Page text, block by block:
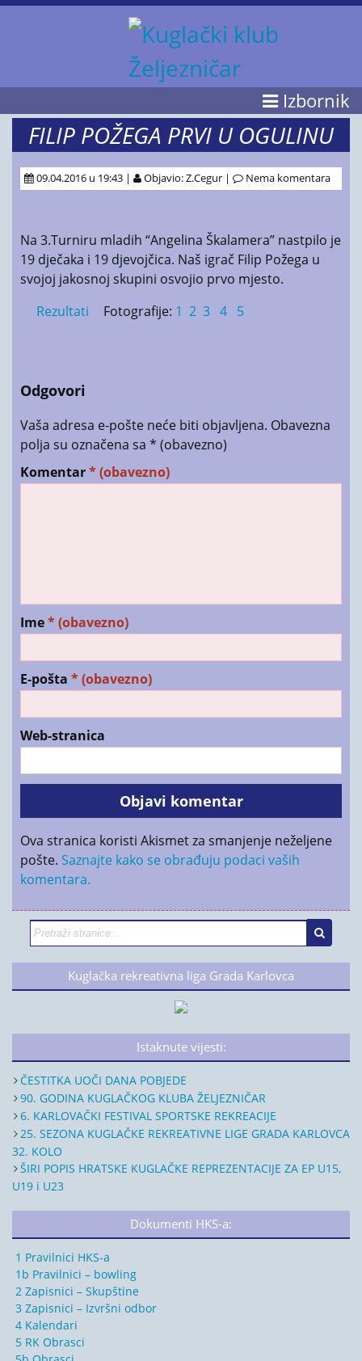
Izbornik
FILIP POŽEGA PRVI U OGULINU
09.04.2016 u 19:43 | Objavio: Z.Cegur | Nema komentara
Na 3.Turniru mladih “Angelina Škalamera” nastpilo je
19 dječaka i 19 djevojčica. Naš igrač Filip Požega u
svojoj jakosnoj skupini osvojio prvo mjesto.
Rezultati
Fotografije: 1 2 3 4 5
Odgovori
Vaša adresa e-pošte neće biti objavljena. Obavezna
polja su označena sa * (obavezno)
Komentar* (obavezno)
Ime* (obavezno)
E-pošta * (obavezno)
Web-stranica
Ova stranica koristi Akismet za smanjenje neželjene
pošte. Saznajte kako se obrađuju podaci vaših
komentara.
Kuglačka rekreativna liga Grada Karlovca
Istaknute vijesti:
ČESTITKA UOČI DANA POBJEDE
90. GODINA KUGLAČKOG KLUBA ŽELJEZNIČAR
6. KARLOVAČKI FESTIVAL SPORTSKE REKREACIJE
25. SEZONA KUGLAČKE REKREATIVNE LIGE GRADA KARLOVCA
32. KOLO
ŠIRI POPIS HRATSKE KUGLAČKE REPREZENTACIJE ZA EP U15,
U19 i U23
Dokumenti HKS-a:
1 Pravilnici HKS-a
1b Pravilnici – bowling
2 Zapisnici – Skupštine
3 Zapisnici – Izvršni odbor
4 Kalendari
5 RK Obrasci